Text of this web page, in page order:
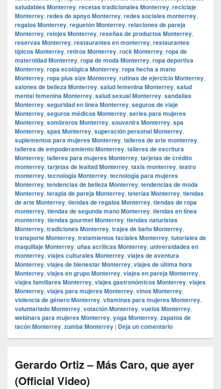
saludables Monterrey, recetas tradicionales Monterrey, reciclaje
Monterrey, redes de apoyo Monterrey, redes sociales monterrey,
regalos Monterrey, reguetón Monterrey, relaciones de pareja
Monterrey, relojes Monterrey, reseñas de productos Monterrey,
reservas Monterrey, restaurantes en monterrey, restaurantes
típicos Monterrey, retiros Monterrey, rock Monterrey, ropa de
maternidad Monterrey, ropa de moda Monterrey, ropa deportiva
Monterrey, ropa ecológica Monterrey, ropa hecha a mano
Monterrey, ropa plus size Monterrey, rutinas de ejercicio Monterrey,
salones de belleza Monterrey, salud femenina Monterrey, salud
mental femenina Monterrey, salud sexual Monterrey, sandalias
Monterrey, seguridad en línea Monterrey, seguros de viaje
Monterrey, seguros médicos Monterrey, series para mujeres
Monterrey, sombreros Monterrey, souvenirs Monterrey, spa
Monterrey, spas Monterrey, superación personal Monterrey,
suplementos para mujeres Monterrey, talleres de arte monterrey,
talleres de empoderamiento Monterrey, talleres de escritura
Monterrey, talleres para mujeres Monterrey, tarjetas de crédito
monterrey, tarjetas de lealtad Monterrey, taxis monterrey, teatro
monterrey, tecnología Monterrey, tecnología para mujeres
Monterrey, tendencias de belleza Monterrey, tendencias de moda
Monterrey, terapia de pareja Monterrey, teterías Monterrey, tiendas
de arte Monterrey, tiendas de regalos Monterrey, tiendas de ropa
monterrey, tiendas de segunda mano Monterrey, tiendas en línea
monterrey, tiendas gourmet Monterrey, tiendas naturistas
Monterrey, tradiciones Monterrey, trajes de baño Monterrey,
transporte Monterrey, tratamientos faciales Monterrey, tutoriales de
maquillaje Monterrey, uñas acrílicas Monterrey, universidades en
monterrey, viajes culturales Monterrey, viajes de aventura
Monterrey, viajes de bienestar Monterrey, viajes de última hora
Monterrey, viajes en grupo Monterrey, viajes en pareja Monterrey,
viajes familiares Monterrey, viajes gastronómicos Monterrey, viajes
Monterrey, viajes para mujeres Monterrey, vinos Monterrey,
violencia de género Monterrey, vitaminas para mujeres Monterrey,
voluntariado Monterrey, votación Monterrey, vuelos Monterrey,
webinars para mujeres Monterrey, yoga Monterrey, zapatos de
tacón Monterrey, zumba Monterrey | Deja un comentario
Gerardo Ortiz – Más Caro, que ayer
(Official Video)